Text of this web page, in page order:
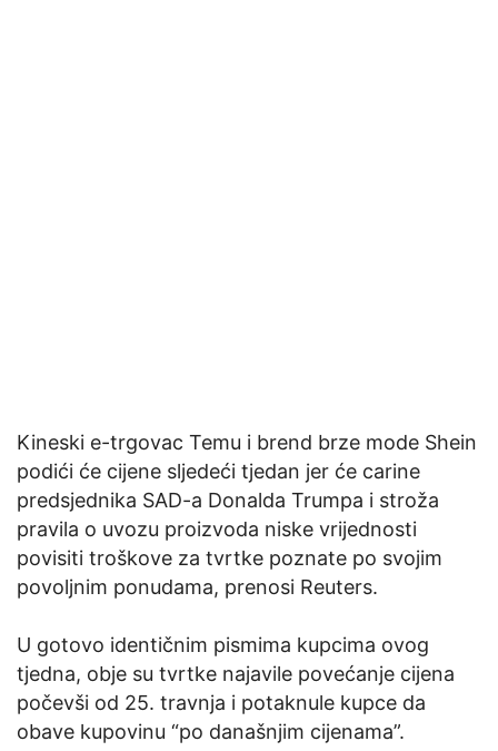
Kineski e-trgovac Temu i brend brze mode Shein
podići će cijene sljedeći tjedan jer će carine
predsjednika SAD-a Donalda Trumpa i stroža
pravila o uvozu proizvoda niske vrijednosti
povisiti troškove za tvrtke poznate po svojim
povoljnim ponudama, prenosi Reuters.
U gotovo identičnim pismima kupcima ovog
tjedna, obje su tvrtke najavile povećanje cijena
počevši od 25. travnja i potaknule kupce da
obave kupovinu “po današnjim cijenama”.